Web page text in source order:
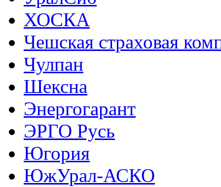
ХОСКА
Чешская страховая
Чулпан
Шексна
Энергогарант
ЭРГО Русь
Югория
ЮжУрал-АСКО